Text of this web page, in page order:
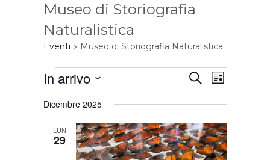
Museo di Storiografia
Naturalistica
Eventi Museo di Storiografia Naturalistica
Eventi Eventi
Ricerca
Navigazione
CercaEvento
Viste
Lista
In arrivo
data.
Dicembre 2025
LUN
29